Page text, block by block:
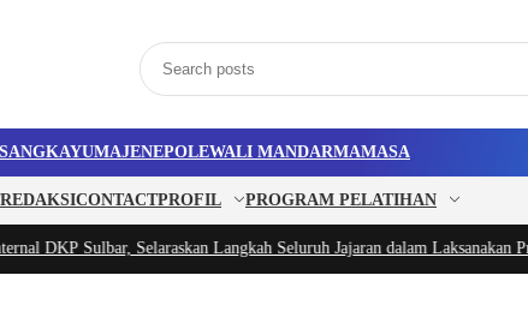
MAJENEPOLEWALI MANDARMAMASA
REDAKSICONTACTPROFIL PROGRAM PELATIHAN
Sulbar, Selaraskan Langkah Seluruh Jajaran dalam Laksanakan Program